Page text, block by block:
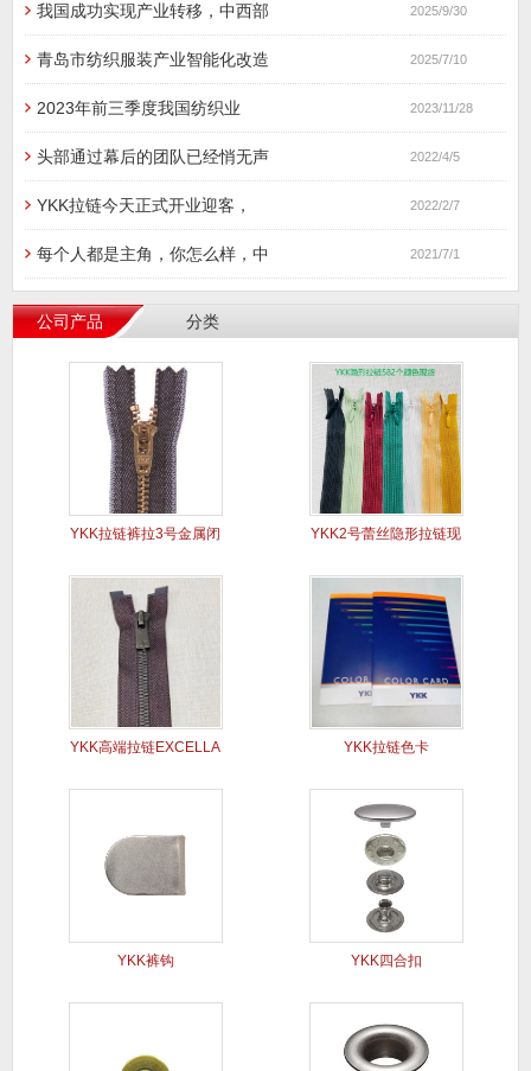
我国成功实现产业转移，中西部 2025/9/30
青岛市纺织服装产业智能化改造 2025/7/10
2023年前三季度我国纺织业 2023/11/28
头部通过幕后的团队已经悄无声 2022/4/5
YKK拉链今天正式开业迎客， 2022/2/7
每个人都是主角，你怎么样，中 2021/7/1
公司产品 分类
YKK拉链裤拉3号金属闭 YKK2号蕾丝隐形拉链现
YKK高端拉链EXCELLA YKK拉链色卡
YKK裤钩 YKK四合扣